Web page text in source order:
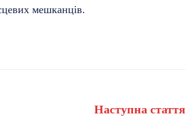
мешканців.
Наступна стаття